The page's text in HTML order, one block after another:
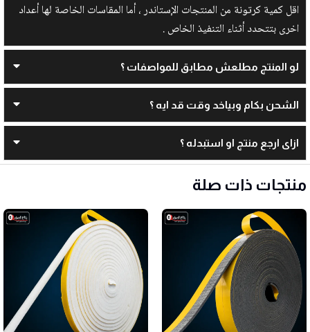
اقل كمية كرتونة من المنتجات الإستاندر ، أما المقاسات الخاصة لها أعداد
اخرى بتتحدد أثناء التنفيذ الخاص .
لو المنتج مطلعش مطابق للمواصفات ؟
الشحن بكام وبياخد وقت قد ايه ؟
ازاى ارجع منتج او استبدله ؟
منتجات ذات صلة